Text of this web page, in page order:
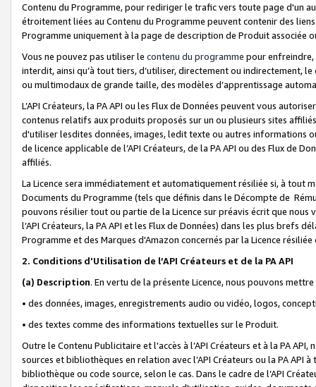
Contenu du Programme, pour rediriger le trafic vers toute page d'un
étroitement liées au Contenu du Programme peuvent contenir des
Programme uniquement à la page de description de Produit associée
Vous ne pouvez pas utiliser le contenu du programme pour
interdit, ainsi qu’à tout tiers, d’utiliser, directement ou indirectement,
ou multimodaux de grande taille, des modèles d’apprentissage
L’API Créateurs, la PA API ou les Flux de Données peuvent vous
contenus relatifs aux produits proposés sur un ou plusieurs sites
d'utiliser lesdites données, images, ledit texte ou autres informations
de licence applicable de l’API Créateurs, de la PA API ou des Flux de
affiliés.
La Licence sera immédiatement et automatiquement résiliée si, à
Documents du Programme (tels que définis dans le Décompte de
pouvons résilier tout ou partie de la Licence sur préavis écrit que
l’API Créateurs, la PA API et les Flux de Données) dans les plus
Programme et des Marques d'Amazon concernés par la Licence
2. Conditions d'Utilisation de l’API Créateurs et de la PA API
(a) Description. En vertu de la présente Licence, nous pouvons
• des données, images, enregistrements audio ou vidéo, logos,
• des textes comme des informations textuelles sur le Produit.
Outre le Contenu Publicitaire et l'accès à l’API Créateurs et à la PA
sources et bibliothèques en relation avec l’API Créateurs ou la PA
bibliothèque ou code source, selon le cas. Dans le cadre de l’API